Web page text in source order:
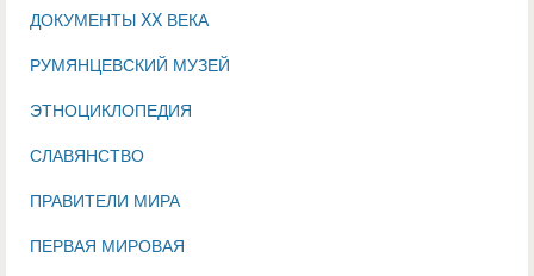
ДОКУМЕНТЫ XX ВЕКА
РУМЯНЦЕВСКИЙ МУЗЕЙ
ЭТНОЦИКЛОПЕДИЯ
СЛАВЯНСТВО
ПРАВИТЕЛИ МИРА
ПЕРВАЯ МИРОВАЯ